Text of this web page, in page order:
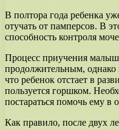
В полтора года ребенка
отучать от памперсов. В
способность контроля
Процесс приучения
продолжительным, однако
что ребенок отстает в
пользуется горшком.
постараться помочь ему в
Как правило, после двух